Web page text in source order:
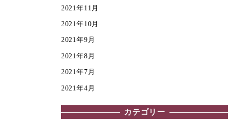
2021年11月
2021年10月
2021年9月
2021年8月
2021年7月
2021年4月
カテゴリー